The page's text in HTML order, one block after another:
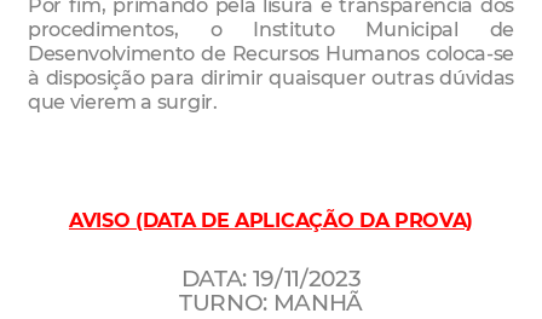
procedimentos, o Instituto Municipal de
Desenvolvimento de Recursos Humanos coloca-se
à disposição para dirimir quaisquer outras dúvidas
que vierem a surgir.
AVISO (DATA DE APLICAÇÃO DA PROVA)
DATA: 19/11/2023
TURNO: MANHÃ